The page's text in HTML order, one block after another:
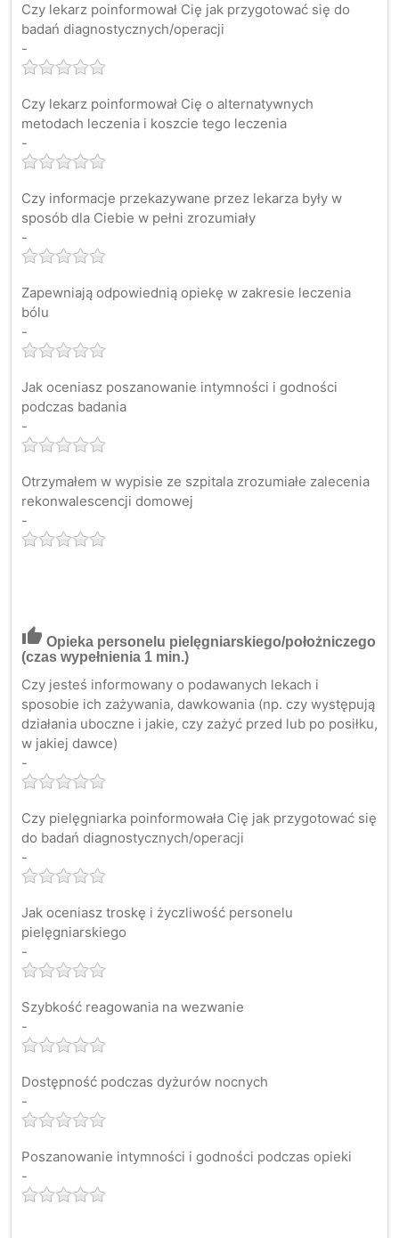
Czy lekarz poinformował Cię jak przygotować się do
badań diagnostycznych/operacji
-
Czy lekarz poinformował Cię o alternatywnych
metodach leczenia i koszcie tego leczenia
-
Czy informacje przekazywane przez lekarza były w
sposób dla Ciebie w pełni zrozumiały
-
Zapewniają odpowiednią opiekę w zakresie leczenia
bólu
-
Jak oceniasz poszanowanie intymności i godności
podczas badania
-
Otrzymałem w wypisie ze szpitala zrozumiałe zalecenia
rekonwalescencji domowej
-
thumb_up Opieka personelu pielęgniarskiego/położniczego
(czas wypełnienia 1 min.)
Czy jesteś informowany o podawanych lekach i
sposobie ich zażywania, dawkowania (np. czy występują
działania uboczne i jakie, czy zażyć przed lub po posiłku,
w jakiej dawce)
-
Czy pielęgniarka poinformowała Cię jak przygotować się
do badań diagnostycznych/operacji
-
Jak oceniasz troskę i życzliwość personelu
pielęgniarskiego
-
Szybkość reagowania na wezwanie
-
Dostępność podczas dyżurów nocnych
-
Poszanowanie intymności i godności podczas opieki
-